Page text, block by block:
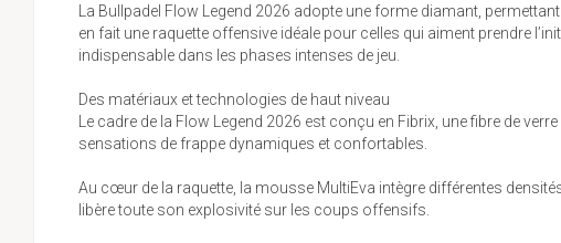
La Bullpadel Flow Legend 2026 adopte une forme diamant,
en fait une raquette offensive idéale pour celles qui aiment prendre
indispensable dans les phases intenses de jeu.
Des matériaux et technologies de haut niveau
Le cadre de la Flow Legend 2026 est conçu en Fibrix, une fibre de
sensations de frappe dynamiques et confortables.
Au cœur de la raquette, la mousse MultiEva intègre différentes
libère toute son explosivité sur les coups offensifs.